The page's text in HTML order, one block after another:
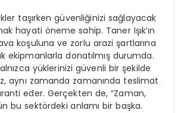
taşırken güvenliğinizi sağlayacak
hayati öneme sahip. Taner Işık’ın
koşuluna ve zorlu arazi şartlarına
ekipmanlarla donatılmış durumda.
yüklerinizi güvenli bir şekilde
aynı zamanda zamanında teslimat
eder. Gerçekten de, “Zaman,
bu sektördeki anlamı bir başka.